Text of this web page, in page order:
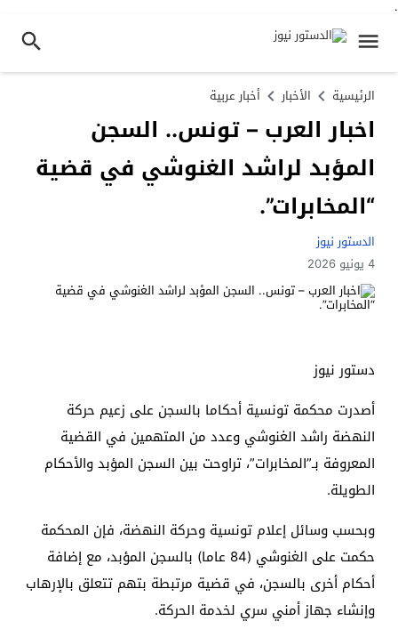
.
الرئيسية الأخبار أخبار عربية
اخبار العرب – تونس.. السجن
المؤبد لراشد الغنوشي في قضية
“المخابرات”.
الدستور نيوز
4 يونيو 2026
دستور نيوز
أصدرت محكمة تونسية أحكاما بالسجن على زعيم حركة
النهضة راشد الغنوشي وعدد من المتهمين في القضية
المعروفة بـ”المخابرات”، تراوحت بين السجن المؤبد والأحكام
الطويلة.
وبحسب وسائل إعلام تونسية وحركة النهضة، فإن المحكمة
حكمت على الغنوشي (84 عاما) بالسجن المؤبد، مع إضافة
أحكام أخرى بالسجن، في قضية مرتبطة بتهم تتعلق بالإرهاب
وإنشاء جهاز أمني سري لخدمة الحركة.